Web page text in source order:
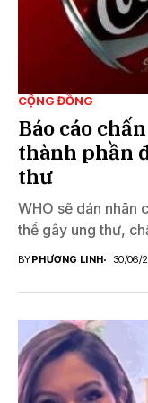
CỘNG ĐỒNG
Báo cáo
thành phần
thư
WHO sẽ dán nhãn
thể gây ung thư,
BYPHƯƠNG LINH 30/06/